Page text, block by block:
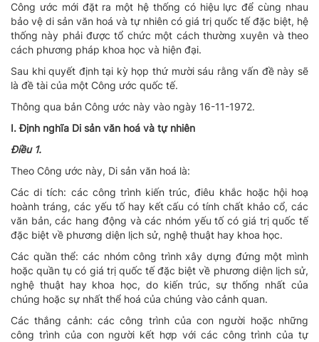
Công ước mới đặt ra một hệ thống có hiệu lực để cùng nhau
bảo vệ di sản văn hoá và tự nhiên có giá trị quốc tế đặc biệt, hệ
thống này phải được tổ chức một cách thường xuyên và theo
cách phương pháp khoa học và hiện đại.
Sau khi quyết định tại kỳ họp thứ mười sáu rằng vấn đề này sẽ
là đề tài của một Công ước quốc tế.
Thông qua bản Công ước này vào ngày 16-11-1972.
I. Ðịnh nghĩa Di sản văn hoá và tự nhiên
Ðiều 1.
Theo Công ước này, Di sản văn hoá là:
Các di tích: các công trình kiến trúc, điêu khắc hoặc hội hoạ
hoành tráng, các yếu tố hay kết cấu có tính chất khảo cổ, các
văn bản, các hang động và các nhóm yếu tố có giá trị quốc tế
đặc biệt về phương diện lịch sử, nghệ thuật hay khoa học.
Các quần thể: các nhóm công trình xây dựng đứng một mình
hoặc quần tụ có giá trị quốc tế đặc biệt về phương diện lịch sử,
nghệ thuật hay khoa học, do kiến trúc, sự thống nhất của
chúng hoặc sự nhất thể hoá của chúng vào cảnh quan.
Các thắng cảnh: các công trình của con người hoặc những
công trình của con người kết hợp với các công trình của tự